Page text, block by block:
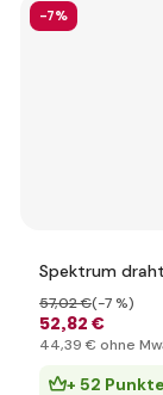
-7%
Spektrum
52,82 €
57,02 €(-7 %)
44,39 € ohne
+ 52 Punkte